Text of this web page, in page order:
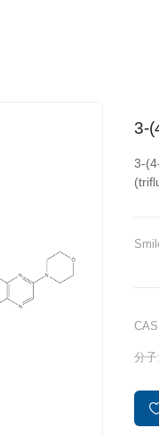
3-
3-
分